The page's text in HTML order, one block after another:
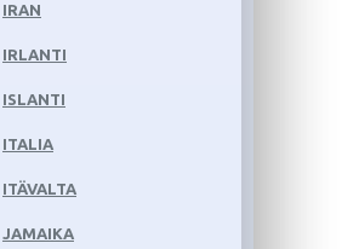
IRAN
IRLANTI
ISLANTI
ITALIA
ITÄVALTA
JAMAIKA